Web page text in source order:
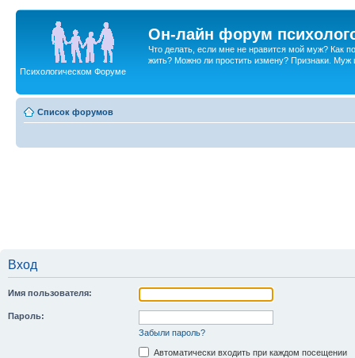
Он-лайн форум
Что делать, если мне не нравится мой муж? Как
жить? Можно ли простить измену? Признаки. Муж
Психологическом Форуме
Список форумов
Вход
Имя пользователя:
Пароль:
Забыли пароль?
Автоматически входить при каждом посещении